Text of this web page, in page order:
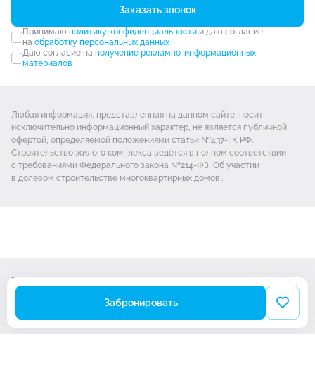
Заказать звонок
Принимаю политику конфиденциальностии даю согласие
на обработку персональных данных
Даю согласие на получение рекламно-информационных
материалов
Любая информация, представленная на данном сайте, носит
исключительно информационный характер, не является публичной
офертой, определяемой положениями статьи №437-ГК РФ.
Строительство жилого комплекса ведётся в полном соответствии
с требованиями Федерального закона №214-ФЗ 'Об участии
в долевом строительстве многоквартирных домов'.
Проектная декларация
Политика обработки Cookie-файлов
Разработано
Забронировать